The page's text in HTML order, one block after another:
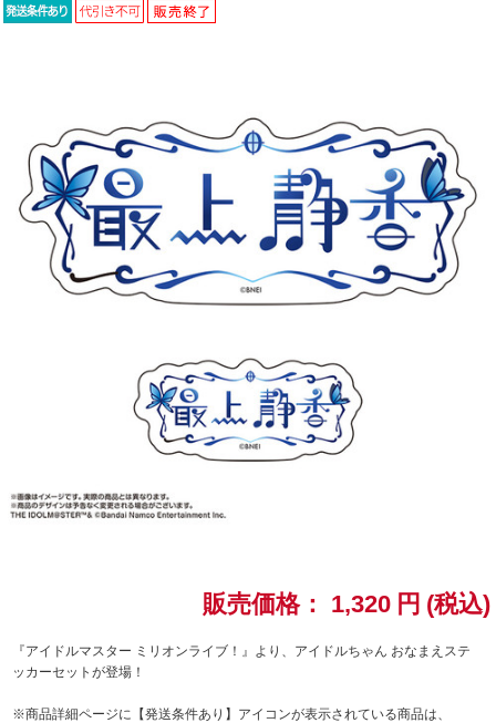
その他先行受付
プレミアム会員とは
テイルズ オブ シリーズ
電音部
鉄拳
太鼓の達人
スサノオマジック
ラブライブ！シリーズ
販売価格： 1,320 円 (税込)
『アイドルマスター ミリオンライブ！』より、アイドルちゃん おなまえステ
ッカーセットが登場！
※商品詳細ページに【発送条件あり】アイコンが表示されている商品は、